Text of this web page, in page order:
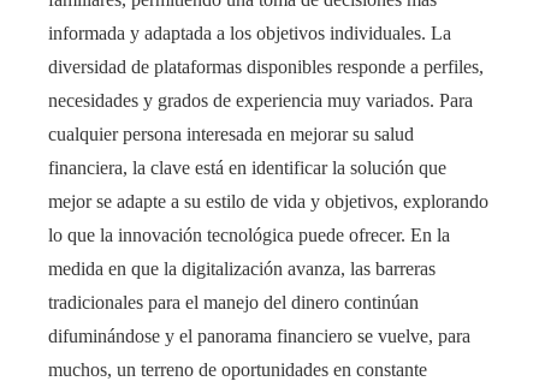
informada y adaptada a los objetivos individuales. La
diversidad de plataformas disponibles responde a perfiles,
necesidades y grados de experiencia muy variados. Para
cualquier persona interesada en mejorar su salud
financiera, la clave está en identificar la solución que
mejor se adapte a su estilo de vida y objetivos, explorando
lo que la innovación tecnológica puede ofrecer. En la
medida en que la digitalización avanza, las barreras
tradicionales para el manejo del dinero continúan
difuminándose y el panorama financiero se vuelve, para
muchos, un terreno de oportunidades en constante